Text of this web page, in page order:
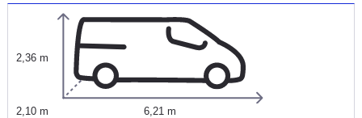
2,36 m
2,10 m 6,21 m